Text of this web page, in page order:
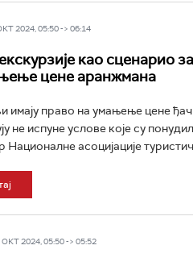
2024, 05:50 -> 06:14
као сценарио
цене аранжмана
имају право на умањење цене
не испуне услове које су
Националне асоцијације
2024, 05:50 -> 05:52